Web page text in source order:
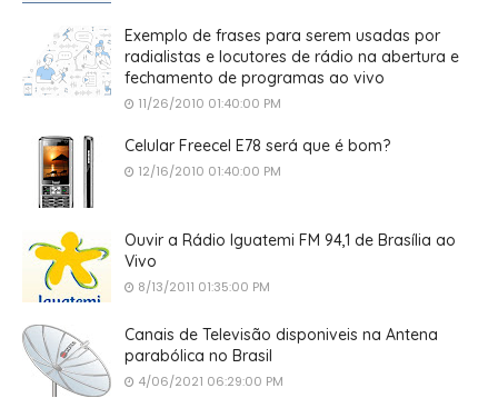
Exemplo de frases para serem usadas por
radialistas e locutores de rádio na abertura e
fechamento de programas ao vivo
11/26/2010 01:40:00 PM
Celular Freecel E78 será que é bom?
12/16/2010 01:40:00 PM
Ouvir a Rádio Iguatemi FM 94,1 de Brasília ao
Vivo
8/13/2011 01:35:00 PM
Canais de Televisão disponiveis na Antena
parabólica no Brasil
4/06/2021 06:29:00 PM